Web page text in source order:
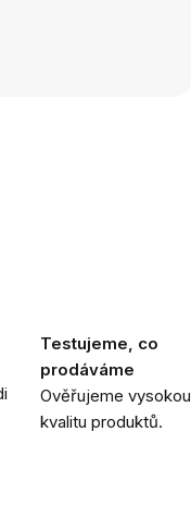
Testujeme, co
prodáváme
Ověřujeme vysokou
kvalitu produktů.